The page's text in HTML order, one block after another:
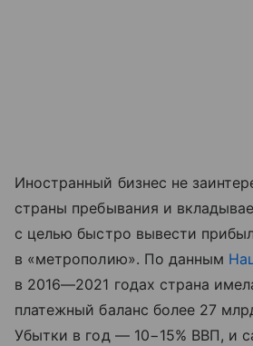
Иностранный бизнес не
страны пребывания и
с целью быстро вывести
в «метрополию». По данным
в 2016—2021 годах страна
платежный баланс более 27
Убытки в год — 10−15% ВВП, и